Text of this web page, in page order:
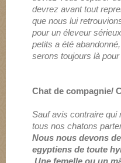
devrez avant tout
que nous lui
pour un éleveur
petits a été
serons toujours là pour
Chat de compagnie/
Sauf avis contraire qui
tous nos chatons
Nous nous devons
egyptiens de toute